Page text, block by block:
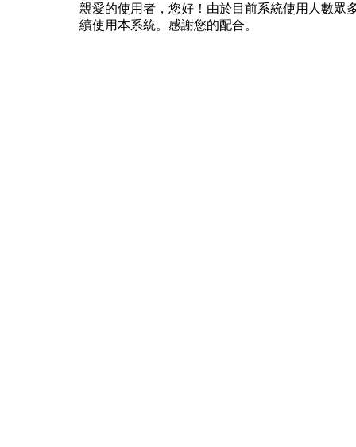
親愛的使用者，您好！由於目前系統使用人數眾
續使用本系統。感謝您的配合。